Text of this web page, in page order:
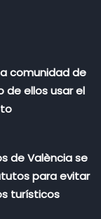
comunidad de
de ellos usar el
de València se
para evitar
turísticos